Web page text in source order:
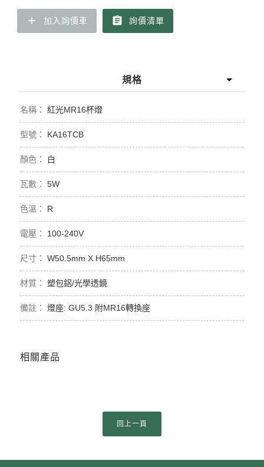
add 加入詢價車 assignment 詢價清單
規格
紅光MR16杯燈
KA16TCB
白
5W
R
100-240V
W50.5mm X H65mm
塑包鋁/光學透鏡
燈座: GU5.3 附MR16轉換座
相關產品